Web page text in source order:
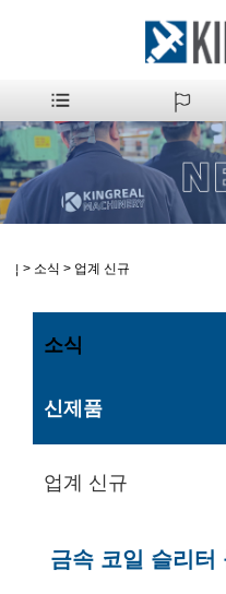
집 > 소식 > 업계 신규
소식
신제품
업계 신규
금속 코일 슬리터